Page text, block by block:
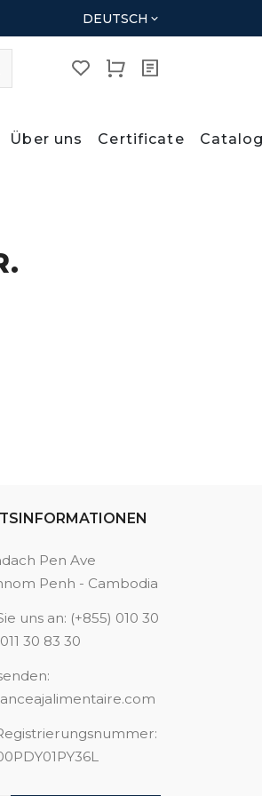
DEUTSCH
Über uns Certificate
Pen Ave
Penh - Cambodia
uns an: (+855) 010 30
30 83 30
:
: